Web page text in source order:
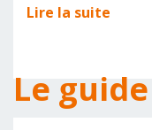
Lire la suite
Le guide